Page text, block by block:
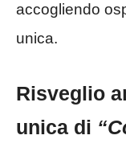
accogliendo
unica.
Risveglio
unica di